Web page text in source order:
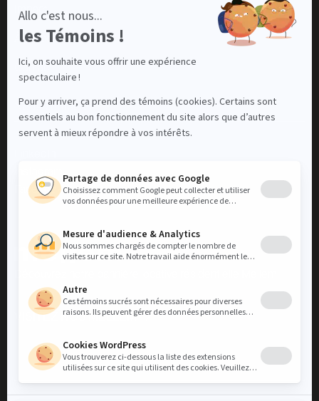
Impact
À propos
Contact
Nous contacter
Facebook
VISITEZ NOS MELLEM